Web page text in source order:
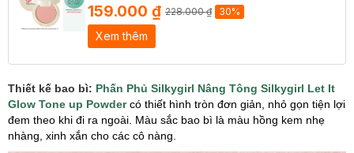
159.000 ₫ 228.000 ₫ 30%
Xem thêm
Thiết kế bao bì: Phấn Phủ Silkygirl Nâng Tông Silkygirl Let It
Glow Tone up Powdercó thiết hình tròn đơn giản, nhỏ gọn tiện lợi
đem theo khi đi ra ngoài. Màu sắc bao bì là màu hồng kem nhẹ
nhàng, xinh xắn cho các cô nàng.